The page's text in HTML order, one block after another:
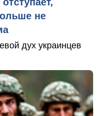
не
дух украинцев